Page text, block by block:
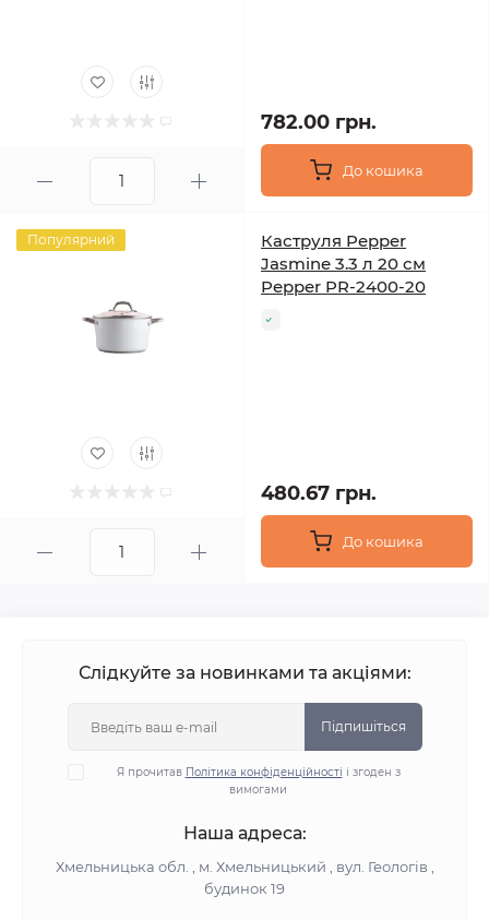
782.00 грн.
До кошика
Популярний
Каструля Pepper
Jasmine 3.3 л 20 см
Pepper PR-2400-20
480.67 грн.
До кошика
Слідкуйте за новинками та акціями:
Підпишіться
Я прочитав Політика конфіденційності і згоден з
вимогами
Наша адреса:
Хмельницька обл. , м. Хмельницький , вул. Геологів ,
будинок 19